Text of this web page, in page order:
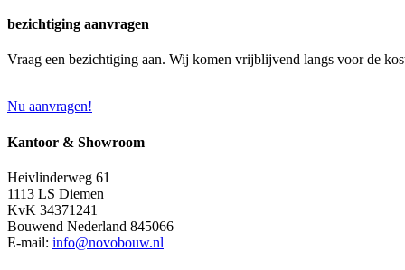
bezichtiging aanvragen
Vraag een bezichtiging aan. Wij komen vrijblijvend langs voor de
Nu aanvragen!
Kantoor & Showroom
Heivlinderweg 61
1113 LS Diemen
KvK 34371241
Bouwend Nederland 845066
E-mail: info@novobouw.nl